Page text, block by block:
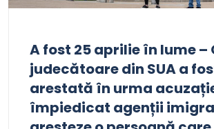
A fost 25 aprilie în lume –
judecătoare din SUA a
arestată în urma
împiedicat agenții